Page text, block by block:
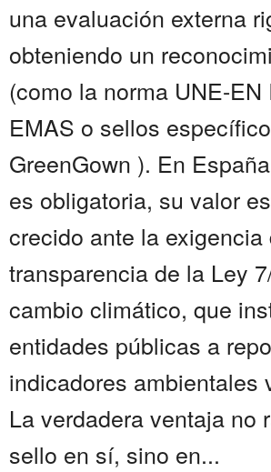
una evaluación externa
obteniendo un
(como la norma UNE-EN
EMAS o sellos
GreenGown ). En
es obligatoria, su valor
crecido ante la exigencia
transparencia de la Ley
cambio climático, que
entidades públicas a
indicadores ambientales
La verdadera ventaja no
sello en sí, sino en...